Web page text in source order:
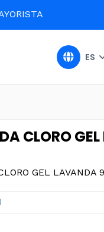
ES
CLORO
GEL LAVANDA